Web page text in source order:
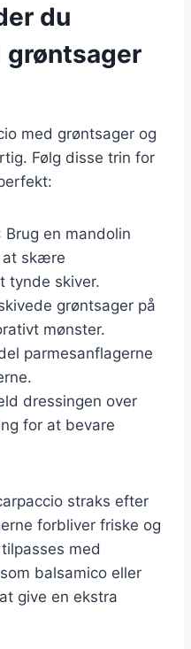
du
grøntsager
med grøntsager og
Følg disse trin for
Brug en mandolin
at skære
tynde skiver.
grøntsager på
mønster.
parmesanflagerne
dressingen over
for at bevare
straks efter
forbliver friske og
med
balsamico eller
give en ekstra